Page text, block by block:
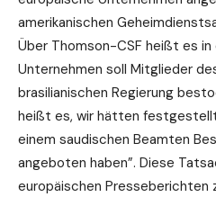
amerikanischen
Über Thomson-CSF heißt es in
Unternehmen soll Mitglieder
brasilianischen Regierung
heißt es, wir hätten
einem saudischen Beamten
angeboten haben”. Diese
europäischen Presseberichten